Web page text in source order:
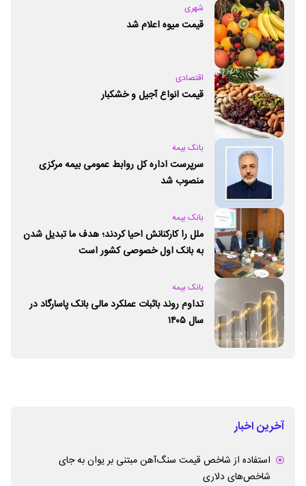
شهری
قیمت میوه اعلام شد
اقتصادی
قیمت انواع آجیل و خشکبار
بانک بیمه
سرپرست اداره کل روابط عمومی بیمه مرکزی
منصوب شد
بانک بیمه
ملل را کارکنانش احیا کردند؛ هدف ما تبدیل شدن
به بانک اول خصوصی کشور است
بانک بیمه
تداوم روند باثبات عملکرد مالی بانک پاسارگاد در
سال ۱۴۰۵
آخرین اخبار
استفاده از شاخص قیمت سنگ‌آهن مبتنی بر یوان به جای
شاخص‌های دلاری